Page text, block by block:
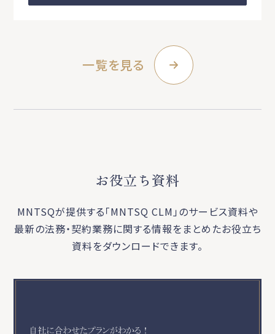
一覧を見る
お役立ち資料
MNTSQが提供する「MNTSQ CLM」のサービス資料や
最新の法務・契約業務に関する情報をまとめたお役立ち
資料をダウンロードできます。